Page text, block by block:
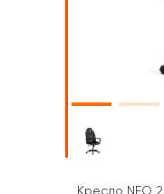
Кресло NEO 2